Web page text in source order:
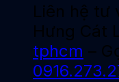
Liên hệ tư
Hưng Cát
tphcm –